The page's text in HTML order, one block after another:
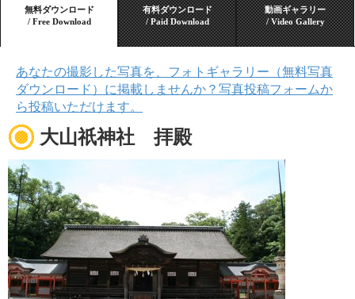
無料ダウンロード
/ Free Download
有料ダウンロード
/ Paid Download
動画ギャラリー
/ Video Gallery
あなたの撮影した写真を、フォトギャラリー（無料写真
ダウンロード）に掲載しませんか？写真投稿フォームか
ら投稿いただけます。
大山祇神社 拝殿